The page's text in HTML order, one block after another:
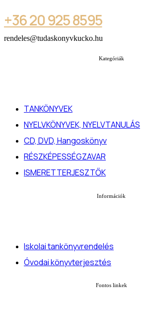
+36 20 925 8595
rendeles@tudaskonyvkucko.hu
Kategóriák
TANKÖNYVEK
NYELVKÖNYVEK, NYELVTANULÁS
CD, DVD, Hangoskönyv
RÉSZKÉPESSÉGZAVAR
ISMERETTERJESZTŐK
Információk
Iskolai tankönyvrendelés
Óvodai könyvterjesztés
Fontos linkek